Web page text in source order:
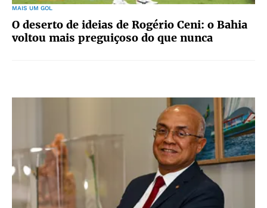
MAIS UM GOL
O deserto de ideias de Rogério Ceni: o Bahia
voltou mais preguiçoso do que nunca